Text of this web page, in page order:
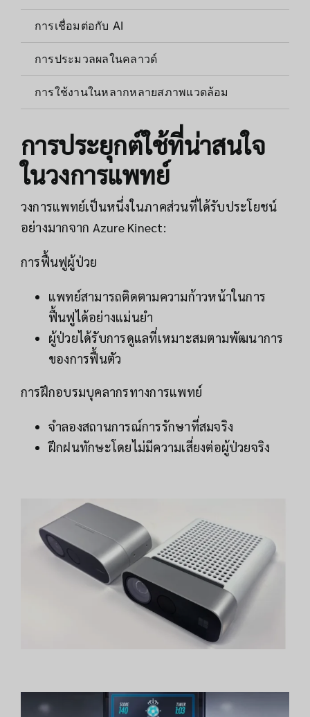
การเชื่อมต่อกับ AI
การประมวลผลในคลาวด์
การใช้งานในหลากหลายสภาพแวดล้อม
การประยุกต์ใช้ที่น่าสนใจ
ในวงการแพทย์
วงการแพทย์เป็นหนึ่งในภาคส่วนที่ได้รับประโยชน์
อย่างมากจาก Azure Kinect:
การฟื้นฟูผู้ป่วย
แพทย์สามารถติดตามความก้าวหน้าในการ
ฟื้นฟูได้อย่างแม่นยำ
ผู้ป่วยได้รับการดูแลที่เหมาะสมตามพัฒนาการ
ของการฟื้นตัว
การฝึกอบรมบุคลากรทางการแพทย์
จำลองสถานการณ์การรักษาที่สมจริง
ฝึกฝนทักษะโดยไม่มีความเสี่ยงต่อผู้ป่วยจริง